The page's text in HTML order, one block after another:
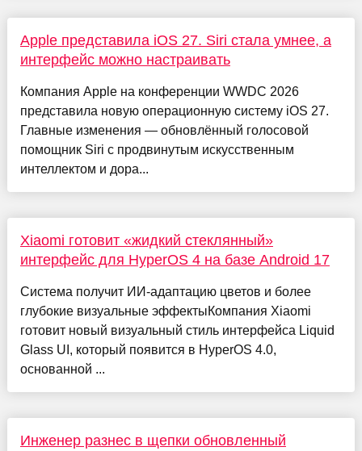
Apple представила iOS 27. Siri стала умнее, а
интерфейс можно настраивать
Компания Apple на конференции WWDC 2026
представила новую операционную систему iOS 27.
Главные изменения — обновлённый голосовой
помощник Siri с продвинутым искусственным
интеллектом и дора...
Xiaomi готовит «жидкий стеклянный»
интерфейс для HyperOS 4 на базе Android 17
Система получит ИИ-адаптацию цветов и более
глубокие визуальные эффектыКомпания Xiaomi
готовит новый визуальный стиль интерфейса Liquid
Glass UI, который появится в HyperOS 4.0,
основанной ...
Инженер разнес в щепки обновленный